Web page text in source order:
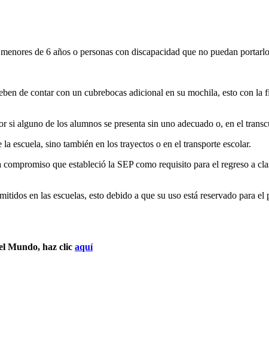
de 6 años o personas con discapacidad que no puedan
de contar con un cubrebocas adicional en su mochila, esto con la
alguno de los alumnos se presenta sin uno adecuado o, en el
escuela, sino también en los trayectos o en el transporte escolar.
que estableció la SEP como requisito para el regreso a
en las escuelas, esto debido a que su uso está reservado para
Mundo, haz clic aquí